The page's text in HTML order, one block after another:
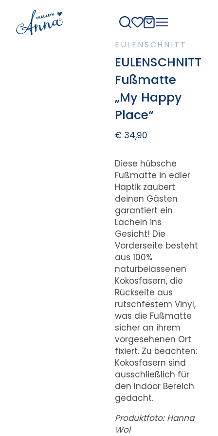
EULENSCHNITT
EULENSCHNITT
Fußmatte
„My Happy
Place“
€34,90
Diese hübsche
Fußmatte in edler
Haptik zaubert
deinen Gästen
garantiert ein
Lächeln ins
Gesicht! Die
Vorderseite besteht
aus 100%
naturbelassenen
Kokosfasern, die
Rückseite aus
rutschfestem Vinyl,
was die Fußmatte
sicher an ihrem
vorgesehenen Ort
fixiert. Zu beachten:
Kokosfasern sind
ausschließlich für
den Indoor Bereich
gedacht.
Produktfoto: Hanna
Wol